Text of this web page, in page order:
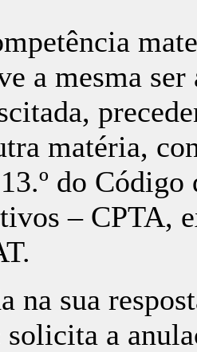
a mesma
matéria,
do
– CPTA,
na sua
solicita a